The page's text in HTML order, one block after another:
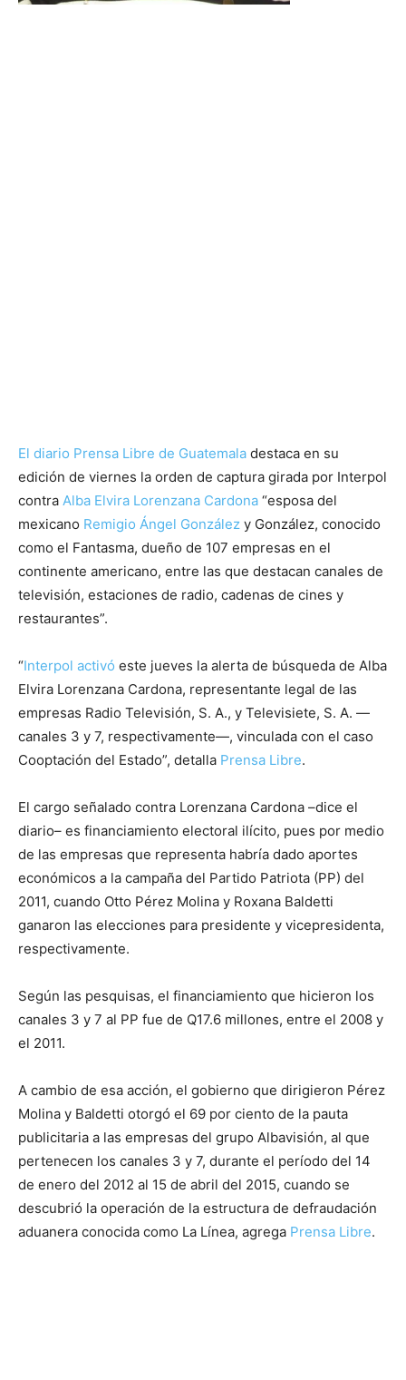
El diario Prensa Libre de Guatemala destaca en su
edición de viernes la orden de captura girada por Interpol
contra Alba Elvira Lorenzana Cardona “esposa del
mexicano Remigio Ángel González y González, conocido
como el Fantasma, dueño de 107 empresas en el
continente americano, entre las que destacan canales de
televisión, estaciones de radio, cadenas de cines y
restaurantes”.
“Interpol activó este jueves la alerta de búsqueda de Alba
Elvira Lorenzana Cardona, representante legal de las
empresas Radio Televisión, S. A., y Televisiete, S. A. —
canales 3 y 7, respectivamente—, vinculada con el caso
Cooptación del Estado”, detalla Prensa Libre.
El cargo señalado contra Lorenzana Cardona –dice el
diario– es financiamiento electoral ilícito, pues por medio
de las empresas que representa habría dado aportes
económicos a la campaña del Partido Patriota (PP) del
2011, cuando Otto Pérez Molina y Roxana Baldetti
ganaron las elecciones para presidente y vicepresidenta,
respectivamente.
Según las pesquisas, el financiamiento que hicieron los
canales 3 y 7 al PP fue de Q17.6 millones, entre el 2008 y
el 2011.
A cambio de esa acción, el gobierno que dirigieron Pérez
Molina y Baldetti otorgó el 69 por ciento de la pauta
publicitaria a las empresas del grupo Albavisión, al que
pertenecen los canales 3 y 7, durante el período del 14
de enero del 2012 al 15 de abril del 2015, cuando se
descubrió la operación de la estructura de defraudación
aduanera conocida como La Línea, agrega Prensa Libre.